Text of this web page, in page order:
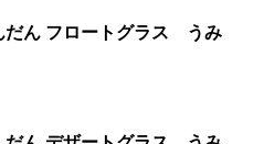
ノラネコぐんだん フロートグラス うみ